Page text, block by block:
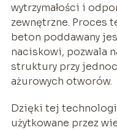
wytrzymałości i
zewnętrzne. Proces
beton poddawany
naciskowi, pozwala
struktury przy
ażurowych otworów.
Dzięki tej
użytkowane przez